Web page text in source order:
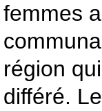
femmes
région
différé.